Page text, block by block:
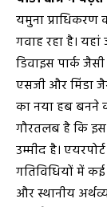
यमुना
गवाह रहा है। यहां
डिवाइस पार्क
एसजी और मिंडा
का नया हब बनने
गौरतलब है कि
उम्मीद है।
गतिविधियों में
और स्थानीय